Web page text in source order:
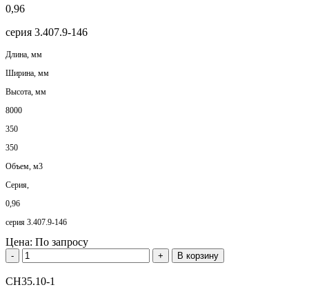
0,96
серия 3.407.9-146
Длина, мм
Ширина, мм
Высота, мм
8000
350
350
Объем, м3
Серия,
0,96
серия 3.407.9-146
Цена: По запросу
- + В корзину
СН35.10-1